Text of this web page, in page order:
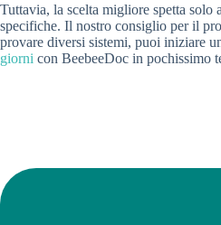
Tuttavia, la scelta migliore spetta solo
specifiche. Il nostro consiglio per il
provare diversi sistemi, puoi iniziare
giorni con BeebeeDoc in pochissimo